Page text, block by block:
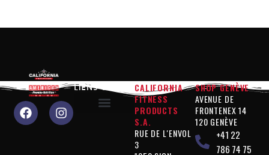
LIENS UTILES
CALIFORNIA
FITNESS
PRODUCTS
S.A.
RUE DE L'ENVOL
3
SHOP GENÈVE
AVENUE DE
FRONTENEX 14
120 GENÈVE
+41 22
786 74 75